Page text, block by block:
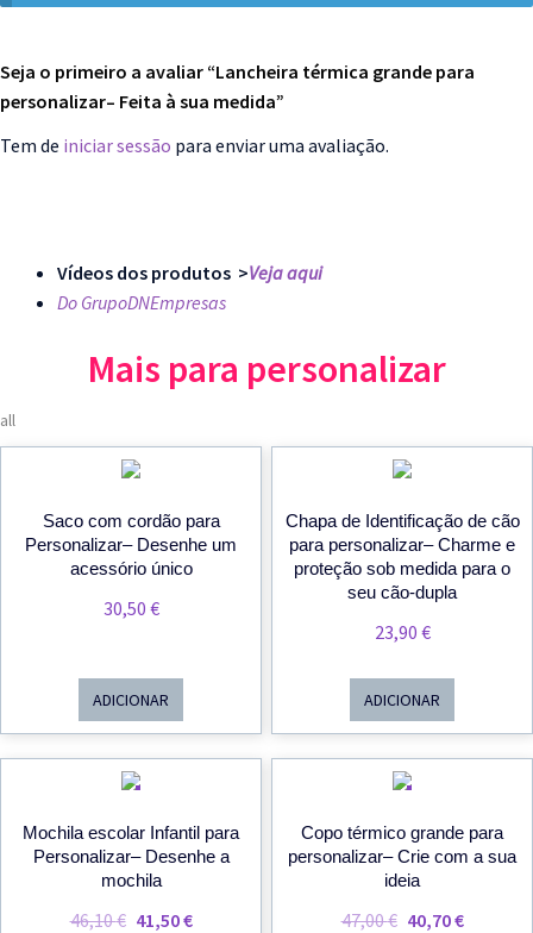
Seja o primeiro a avaliar “Lancheira térmica grande para
personalizar– Feita à sua medida”
Tem de iniciar sessão para enviar uma avaliação.
Vídeos dos produtos >Veja aqui
Do GrupoDNEmpresas
Mais para personalizar
all
Saco com cordão para
Personalizar– Desenhe um
acessório único
30,50 €
ADICIONAR
Chapa de Identificação de cão
para personalizar– Charme e
proteção sob medida para o
seu cão-dupla
23,90 €
ADICIONAR
Mochila escolar Infantil para
Personalizar– Desenhe a
mochila
46,10€ O41,50€O
Copo térmico grande para
personalizar– Crie com a sua
ideia
47,00€ O40,70€O